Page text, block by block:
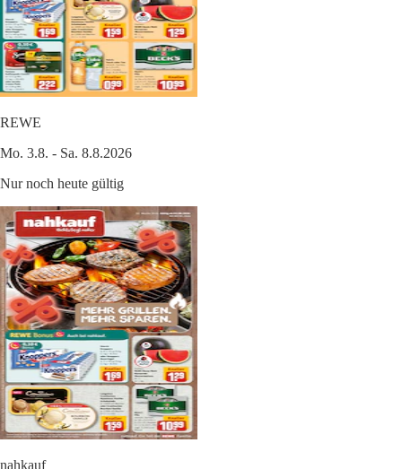
REWE
Mo. 3.8. - Sa. 8.8.2026
Nur noch heute gültig
nahkauf